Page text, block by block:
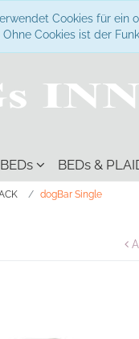
Cookies für
Cookies ist der
BEDs &
dogBar Single